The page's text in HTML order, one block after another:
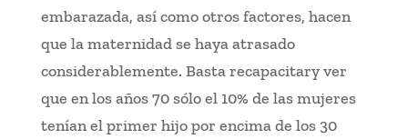
embarazada, así como otros factores, hacen
que la maternidad se haya atrasado
considerablemente. Basta recapacitary ver
que en los años 70 sólo el 10% de las mujeres
tenían el primer hijo por encima de los 30